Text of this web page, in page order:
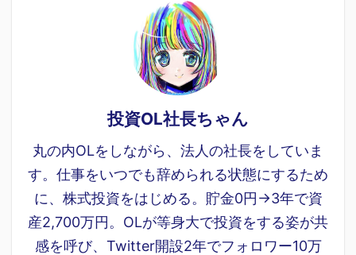
投資OL社長ちゃん
丸の内OLをしながら、法人の社長をしていま
す。仕事をいつでも辞められる状態にするため
に、株式投資をはじめる。貯金0円→3年で資
産2,700万円。OLが等身大で投資をする姿が共
感を呼び、Twitter開設2年でフォロワー10万